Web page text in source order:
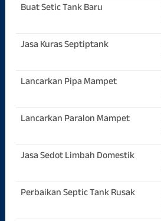
Buat Setic Tank Baru
Jasa Kuras Septiptank
Lancarkan Pipa Mampet
Lancarkan Paralon Mampet
Jasa Sedot Limbah Domestik
Perbaikan Septic Tank Rusak